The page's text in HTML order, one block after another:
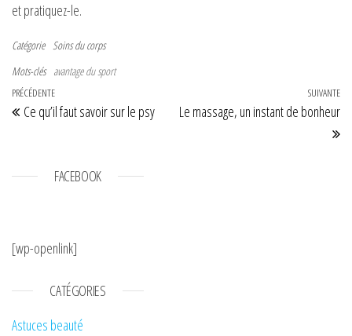
et pratiquez-le.
Catégorie Soins du corps
Mots-clés avantage du sport
Navigation de l’article
Article précédent
PRÉCÉDENTE
Ce qu’il faut savoir sur le psy
SUIVANTE
Le massage, un instant de bonheur
FACEBOOK
[wp-openlink]
CATÉGORIES
Astuces beauté